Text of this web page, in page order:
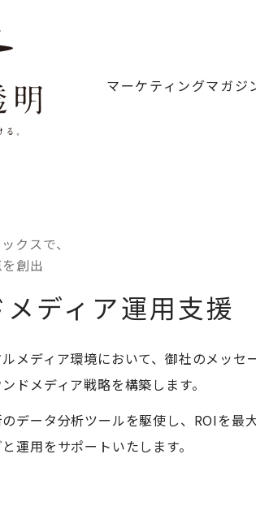
マーケティングマガジ
クスで、
創出
ディア運用支援
メディア環境において、御社のメッセ
ドメディア戦略を構築します。
データ分析ツールを駆使し、ROIを最
運用をサポートいたします。